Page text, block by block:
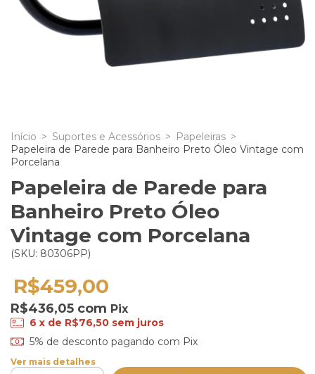
Início > Suportes e Acessórios > Papeleiras >
Papeleira de Parede para Banheiro Preto Óleo Vintage com
Porcelana
Papeleira de Parede para
Banheiro Preto Óleo
Vintage com Porcelana
(SKU: 80306PP)
R$459,00
R$436,05 com
6 x de R$76,50 sem juros
Ver mais detalhes